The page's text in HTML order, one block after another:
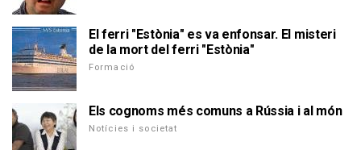
El ferri "Estònia" es va enfonsar. El misteri
de la mort del ferri "Estònia"
Formació
Els cognoms més comuns a Rússia i al món
Notícies i societat